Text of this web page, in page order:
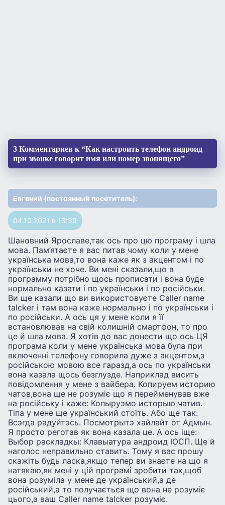
3 Комментариев к “Как настроить телефон андроид
при звонке говорит имя или номер звонящего”
Евгений (постоянный посетитель):
04.10.2021 в 13:39
Шановний Ярославе,так ось про цю програму і шла
мова. Пам’ятаєте я вас питав чому коли у мене
українська мова,то вона каже як з акцентом і по
українськи не хоче. Ви мені сказали,що в
программу потрібно щось прописати і вона буде
нормально казати і по українськи і по російськи.
Ви ще казали що ви використовуєте Caller name
talcker і там вона каже нормально і по українськи і
по російськи. А ось ця у мене коли я її
встановлював на свій колишній смартфон, то про
це й шла мова. Я хотів до вас донести що ось ЦЯ
програма коли у мене українська мова була при
включенні телефону говорила дуже з акцентом,з
російською мовою все гаразд,а ось по українськи
вона казала щось безглузде. Наприклад висить
повідомлення у мене з вайбера. Копируем историю
чатов,вона ще не розуміє що я перейменував вже
на російську і каже: Копыруэмо исторыю чатив.
Тіпа у мене ще український стоїть. Або ще так:
Всэгда радуйтэсь. Посмотрытэ хайлайт от Адмын.
Я просто реготав як вона казала це. А ось іще:
Выбор раскладкы: Клавыатура андроид ІОСП. Ще й
наголос неправильно ставить. Тому я вас прошу
скажіть будь ласка,якщо тепер ви знаєте на що я
натякаю,як мені у цій програмі зробити так,щоб
вона розуміла у мене де український,а де
російський,а то получається що вона не розуміє
цього,а ваш Caller name talcker розуміє.